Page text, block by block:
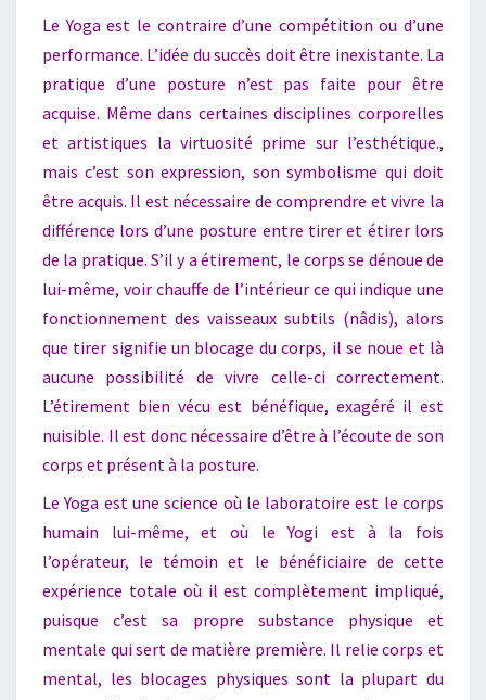
Le Yoga est le contraire d’une compétition ou d’une
performance. L’idée du succès doit être inexistante. La
pratique d’une posture n’est pas faite pour être
acquise. Même dans certaines disciplines corporelles
et artistiques la virtuosité prime sur l’esthétique.,
mais c’est son expression, son symbolisme qui doit
être acquis. Il est nécessaire de comprendre et vivre la
différence lors d’une posture entre tirer et étirer lors
de la pratique. S’il y a étirement, le corps se dénoue de
lui-même, voir chauffe de l’intérieur ce qui indique une
fonctionnement des vaisseaux subtils (nâdis), alors
que tirer signifie un blocage du corps, il se noue et là
aucune possibilité de vivre celle-ci correctement.
L’étirement bien vécu est bénéfique, exagéré il est
nuisible. Il est donc nécessaire d’être à l’écoute de son
corps et présent à la posture.
Le Yoga est une science où le laboratoire est le corps
humain lui-même, et où le Yogi est à la fois
l’opérateur, le témoin et le bénéficiaire de cette
expérience totale où il est complètement impliqué,
puisque c’est sa propre substance physique et
mentale qui sert de matière première. Il relie corps et
mental, les blocages physiques sont la plupart du